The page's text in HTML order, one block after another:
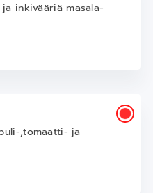
inkivääriä masala-
,tomaatti- ja